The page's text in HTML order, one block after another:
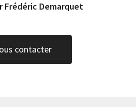
Frédéric Demarquet
contacter